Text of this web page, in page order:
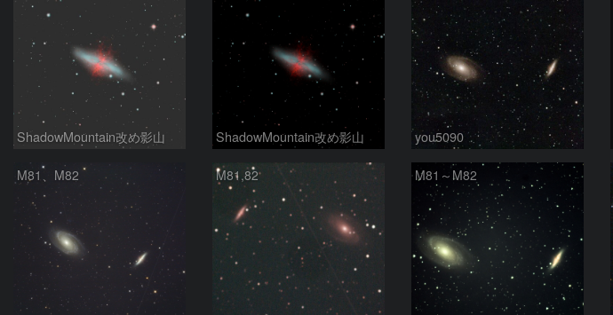
ShadowMountain改め影山 ShadowMountain改め影山 you5090
M81、M82 M81,82 M81～M82